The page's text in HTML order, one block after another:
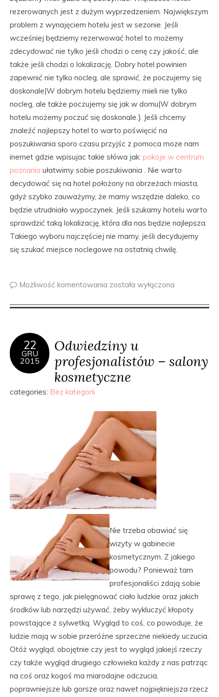
rezerowanych jest z dużym wyprzedzeniem. Największym
problem z wynajęciem hotelu jest w sezonie. Jeśli
wcześniej będziemy rezerwować hotel to możemy
zdecydować nie tylko jeśli chodzi o cenę czy jakość, ale
także jeśli chodzi o lokalizację. Dobry hotel powinien
zapewnić nie tylko nocleg, ale sprawić, że poczujemy się
doskonale|W dobrym hotelu będziemy mieli nie tylko
nocleg, ale także poczujemy się jak w domu|W dobrym
hotelu możemy poczuć się doskonale.}. Jeśli chcemy
znaleźć najlepszy hotel to warto poświęcić na
poszukiwania sporo czasu przyjśc z pomoca moze nam
inernet gdzie wpisujac takie słówa jak: pokoje w centrum
poznania ułatwimy sobie poszukiwania . Nie warto
decydować się na hotel położony na obrzeżach miasta,
gdyż szybko zauważymy, że mamy wszędzie daleko, co
będzie utrudniało wypoczynek. Jeśli szukamy hotelu warto
sprawdzić taką lokalizację, która dla nas będzie najlepsza.
Takiego wyboru najczęściej nie mamy, jeśli decydujemy
się szukać miejsce noclegowe na ostatnią chwilę.
Możliwość komentowania została wyłączona
22
GRU
2015
Odwiedziny u
profesjonalistów – salony
kosmetyczne
categories: Bez kategorii
Nie trzeba obawiać się
wizyty w gabinecie
kosmetycznym. Z jakiego
powodu? Ponieważ tam
profesjonaliści zdają sobie
sprawę z tego, jak pielęgnować ciało ludzkie oraz jakich
środków lub narzędzi używać, żeby wykluczyć kłopoty
powstające z sylwetką. Wygląd to coś, co powoduje, że
ludzie mają w sobie przeróżne sprzeczne niekiedy uczucia.
Otóż wygląd, obojętnie czy jest to wygląd jakiejś rzeczy
czy także wygląd drugiego człowieka każdy z nas patrząc
na coś oraz kogoś ma miarodajne odczucia,
poprawniejsze lub gorsze oraz nawet najpiękniejsza rzecz